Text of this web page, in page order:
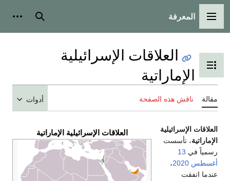
القائمة الرئيسية
المعرفة بحث
تبديل عرض جدول المحتويات
العلاقات الإسرائيلية
الإماراتية
مقالة ناقش هذه الصفحة أدوات
العلاقات الإسرائيلية الإماراتية
العلاقات الإسرائيلية
الإماراتية، تأسست
رسمياً في 13
أغسطس 2020،
عندما اتفقت